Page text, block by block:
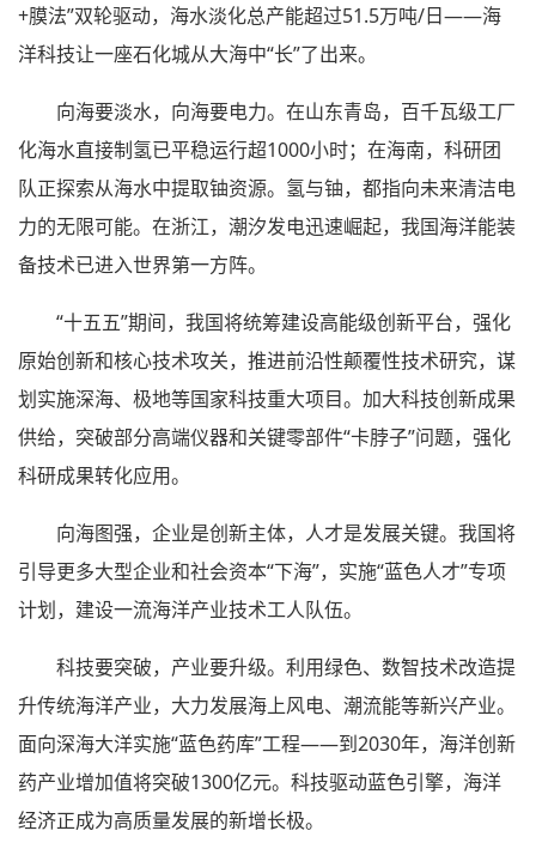
+膜法”双轮驱动，海水淡化总产能超过51.5万吨/日——海
洋科技让一座石化城从大海中“长”了出来。
向海要淡水，向海要电力。在山东青岛，百千瓦级工厂
化海水直接制氢已平稳运行超1000小时；在海南，科研团
队正探索从海水中提取铀资源。氢与铀，都指向未来清洁电
力的无限可能。在浙江，潮汐发电迅速崛起，我国海洋能装
备技术已进入世界第一方阵。
“十五五”期间，我国将统筹建设高能级创新平台，强化
原始创新和核心技术攻关，推进前沿性颠覆性技术研究，谋
划实施深海、极地等国家科技重大项目。加大科技创新成果
供给，突破部分高端仪器和关键零部件“卡脖子”问题，强化
科研成果转化应用。
向海图强，企业是创新主体，人才是发展关键。我国将
引导更多大型企业和社会资本“下海”，实施“蓝色人才”专项
计划，建设一流海洋产业技术工人队伍。
科技要突破，产业要升级。利用绿色、数智技术改造提
升传统海洋产业，大力发展海上风电、潮流能等新兴产业。
面向深海大洋实施“蓝色药库”工程——到2030年，海洋创新
药产业增加值将突破1300亿元。科技驱动蓝色引擎，海洋
经济正成为高质量发展的新增长极。